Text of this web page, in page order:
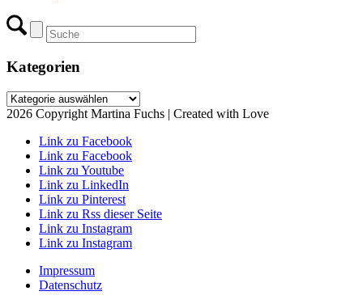
Kategorien
Kategorien
2026 Copyright Martina Fuchs | Created with Love
Link zu Facebook
Link zu Facebook
Link zu Youtube
Link zu LinkedIn
Link zu Pinterest
Link zu Rss dieser Seite
Link zu Instagram
Link zu Instagram
Impressum
Datenschutz